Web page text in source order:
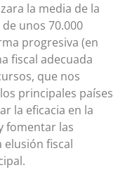
la media de la
unos 70.000
progresiva (en
fiscal adecuada
que nos
principales países
la eficacia en la
fomentar las
elusión fiscal